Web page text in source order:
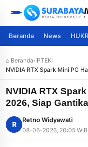
Beranda News
⌂ Beranda›IPTEK›
NVIDIA RTX Spark Mini PC
Desktop Tradisional?
NVIDIA RTX
2026, Siap
R
Retno Widyawati
08-06-2026, 20:05 WIB